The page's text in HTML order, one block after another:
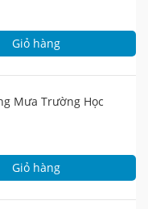
Giỏ hàng
Mưa Trường Học
Giỏ hàng